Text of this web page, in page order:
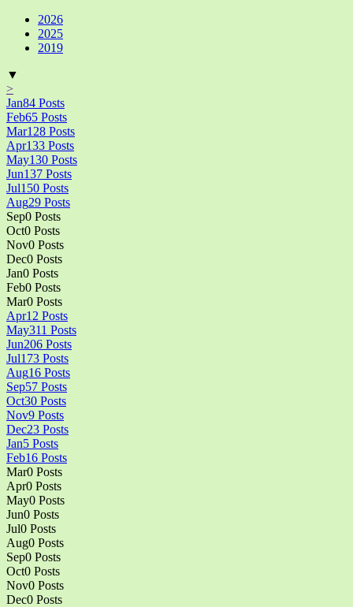
2026
2025
2019
▼
>
Jan84 Posts
Feb65 Posts
Mar128 Posts
Apr133 Posts
May130 Posts
Jun137 Posts
Jul150 Posts
Aug29 Posts
Sep0 Posts
Oct0 Posts
Nov0 Posts
Dec0 Posts
Jan0 Posts
Feb0 Posts
Mar0 Posts
Apr12 Posts
May311 Posts
Jun206 Posts
Jul173 Posts
Aug16 Posts
Sep57 Posts
Oct30 Posts
Nov9 Posts
Dec23 Posts
Jan5 Posts
Feb16 Posts
Mar0 Posts
Apr0 Posts
May0 Posts
Jun0 Posts
Jul0 Posts
Aug0 Posts
Sep0 Posts
Oct0 Posts
Nov0 Posts
Dec0 Posts